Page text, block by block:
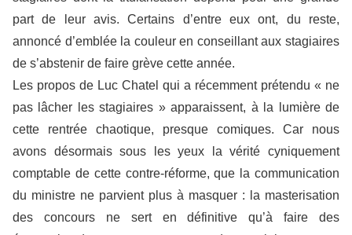
part de leur avis. Certains d’entre eux ont, du reste,
annoncé d’emblée la couleur en conseillant aux stagiaires
de s’abstenir de faire grève cette année.
Les propos de Luc Chatel qui a récemment prétendu « ne
pas lâcher les stagiaires » apparaissent, à la lumière de
cette rentrée chaotique, presque comiques. Car nous
avons désormais sous les yeux la vérité cyniquement
comptable de cette contre-réforme, que la communication
du ministre ne parvient plus à masquer : la masterisation
des concours ne sert en définitive qu’à faire des